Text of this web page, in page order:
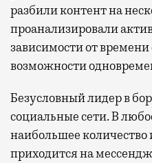
разбили контент на
проанализировали
зависимости от
возможности
Безусловный лидер в
социальные сети. В
наибольшее количество
приходится на